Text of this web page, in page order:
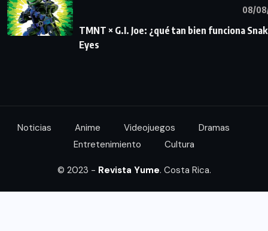
08/
TMNT × G.I. Joe: ¿qué tan bien funciona
Eyes
Noticias Anime Videojuegos
Dramas
Entretenimiento
Cultura
© 2023 - Revista Yume. Costa Rica.